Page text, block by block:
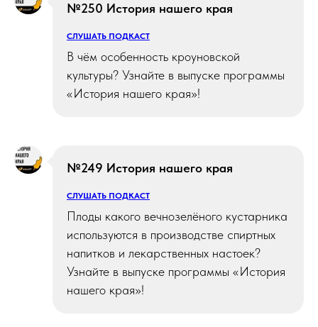
№250 История нашего края
СЛУШАТЬ ПОДКАСТ
В чём особенность кроуновской
культуры? Узнайте в выпуске программы
«История нашего края»!
№249 История нашего края
СЛУШАТЬ ПОДКАСТ
Плоды какого вечнозелёного кустарника
используются в производстве спиртных
напитков и лекарственных настоек?
Узнайте в выпуске программы «История
нашего края»!